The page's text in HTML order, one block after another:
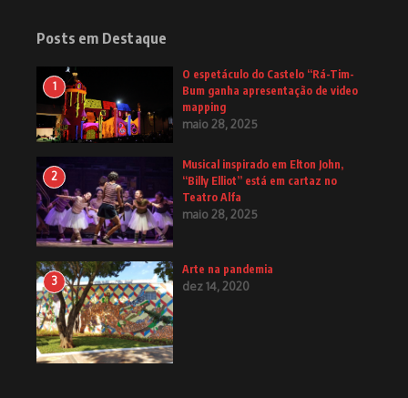
Posts em Destaque
1
O espetáculo do Castelo “Rá-Tim-
Bum ganha apresentação de video
mapping
maio 28, 2025
2
Musical inspirado em Elton John,
“Billy Elliot” está em cartaz no
Teatro Alfa
maio 28, 2025
3
Arte na pandemia
dez 14, 2020